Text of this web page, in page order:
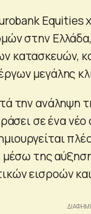
στην
κατασκευών,
μεγάλης
την ανάληψη
σε ένα
μέσω της
εισροών